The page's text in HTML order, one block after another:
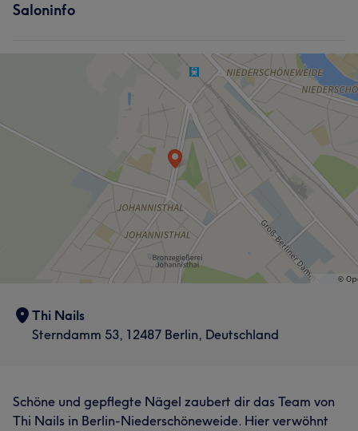
Saloninfo
Thi Nails
Sterndamm 53, 12487 Berlin, Deutschland
Schöne und gepflegte Nägel zaubert dir das Team von
Thi Nails in Berlin-Niederschöneweide. Hier verwöhnt